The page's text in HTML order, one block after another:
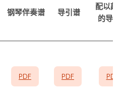
钢琴伴奏谱 导引谱
配以敲
的导
PDF PDF PDF